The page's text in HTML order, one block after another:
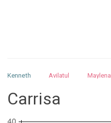
Kenneth Avilatul Maylena
Nurhilman
Pathin
Carrisa